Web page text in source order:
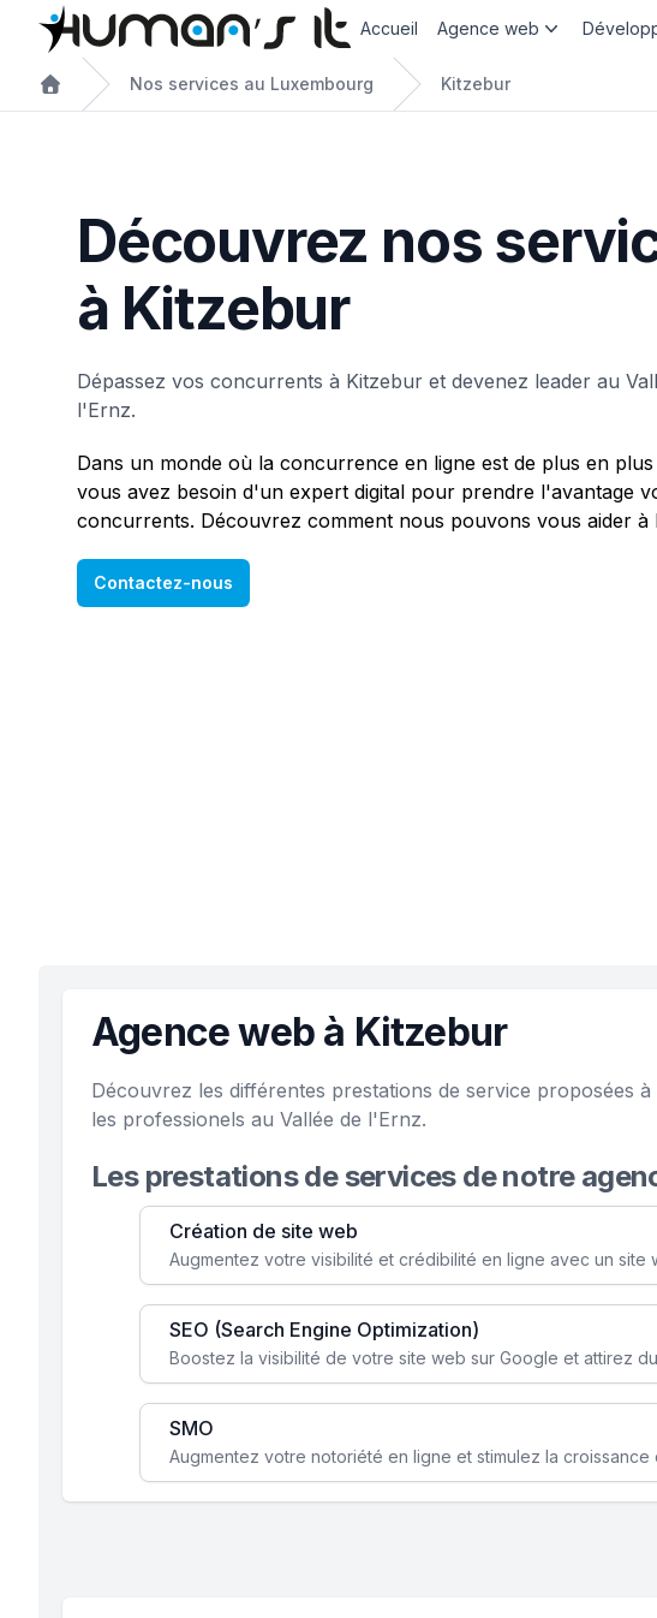
Accueil Agence web
Nos services au Luxembourg Kitzebur
Découvrez nos
à Kitzebur
Dépassez vos concurrents à Kitzebur et devenez leader au
l'Ernz.
Dans un monde où la concurrence en ligne est de plus en plus
vous avez besoin d'un expert digital pour prendre l'avantage
concurrents. Découvrez comment nous pouvons vous aider à
Contactez-nous
Agence web à Kitzebur
Découvrez les différentes prestations de service proposées
les professionels au Vallée de l'Ernz.
Les prestations de services de notre
Création de site web
SEO (Search Engine Optimization)
SMO